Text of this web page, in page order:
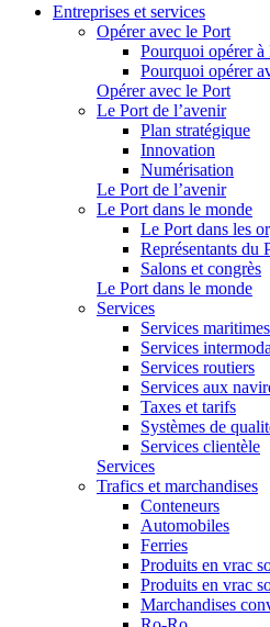
Entreprises et services
Opérer avec le Port
Pourquoi opérer à
Pourquoi opérer
Opérer avec le Port
Le Port de l’avenir
Plan stratégique
Innovation
Numérisation
Le Port de l’avenir
Le Port dans le monde
Le Port dans les
Représentants du
Salons et congrès
Le Port dans le monde
Services
Services maritimes
Services
Services routiers
Services aux
Taxes et tarifs
Systèmes de
Services clientèle
Services
Trafics et marchandises
Conteneurs
Automobiles
Ferries
Produits en vrac
Produits en vrac
Marchandises